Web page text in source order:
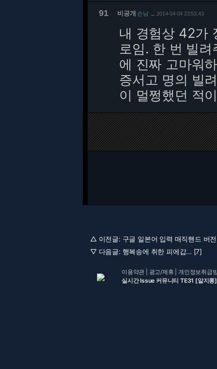
91 비공개 손님 2014-04-04 23:53:43
내 경험상 42가
로임. 한 번 빌
에 진짜 고마워
증서고 명의 빌
이 멀쩡했던 적
△ 이전글: 구글 일본어 입력 매직핸드 버
▽ 다음글: 행복송에 취한 피에갑... [7]
이용약관 광고/제휴 |개인정보취급
실시간 Issue 커뮤니티 TE31 [알지